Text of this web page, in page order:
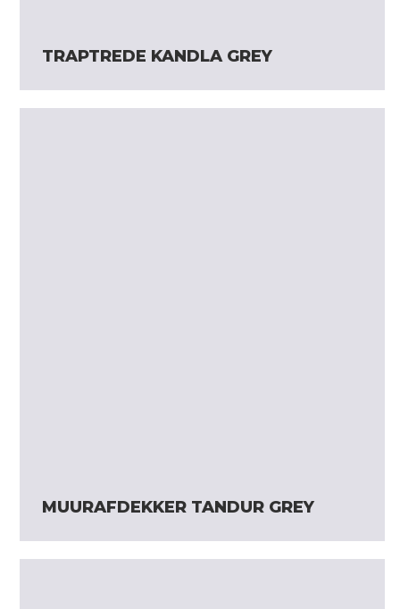
TRAPTREDE KANDLA GREY
MUURAFDEKKER TANDUR GREY